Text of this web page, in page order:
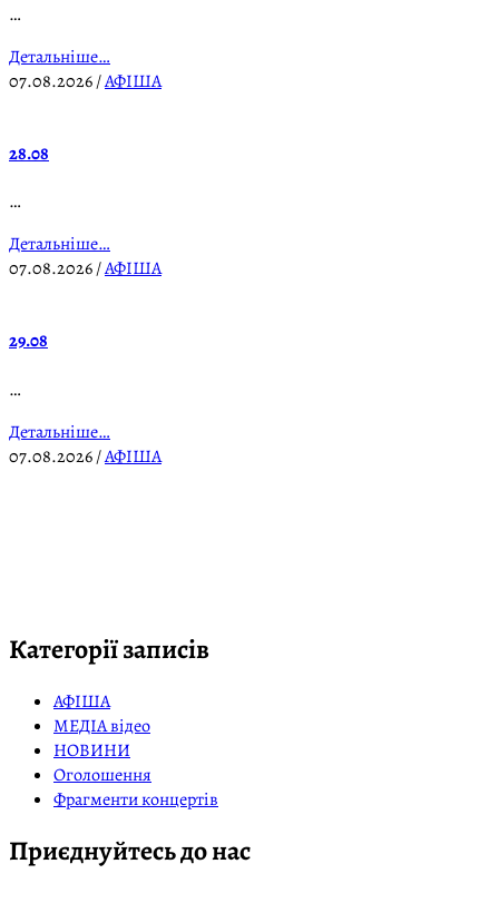
…
Детальніше…
07.08.2026/АФІША
28.08
…
Детальніше…
07.08.2026/АФІША
29.08
…
Детальніше…
07.08.2026/АФІША
Категорії записів
АФІША
МЕДІА відео
НОВИНИ
Оголошення
Фрагменти концертів
Приєднуйтесь до нас